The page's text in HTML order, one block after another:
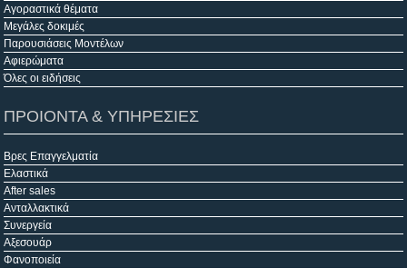
Αγοραστικά θέματα
Μεγάλες δοκιμές
Παρουσιάσεις Μοντέλων
Αφιερώματα
Όλες οι ειδήσεις
ΠΡΟΙΟΝΤΑ & ΥΠΗΡΕΣΙΕΣ
Βρες Επαγγελματία
Ελαστικά
After sales
Ανταλλακτικά
Συνεργεία
Αξεσουάρ
Φανοποιεία